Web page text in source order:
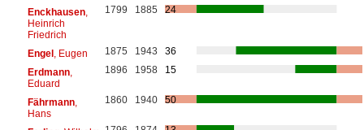
Enckhausen,
Heinrich
Friedrich
1799 1885 24
Engel, Eugen 1875 1943
36
Erdmann,
Eduard
1896 1958 15
Fährmann,
Hans
1860 1940 50